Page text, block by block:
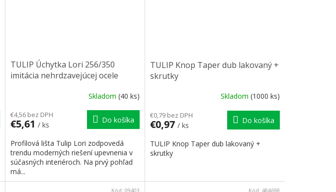
TULIP Úchytka Lori 256/350
imitácia nehrdzavejúcej ocele
Skladom (40 ks)
€4,56 bez DPH
€5,61 / ks
Do košíka
Profilová lišta Tulip Lori zodpovedá
trendu moderných riešení upevnenia v
súčasných interiéroch. Na prvý pohľad
má...
TULIP Knop Taper dub lakovaný +
skrutky
Skladom (1000 ks)
€0,79 bez DPH
€0,97 / ks
Do košíka
TULIP Knop Taper dub lakovaný +
skrutky
Kód: 09403 Kód: 484698